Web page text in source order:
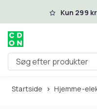
Spring til Kun 299
Søg efter produkter
Startside Hjemme-